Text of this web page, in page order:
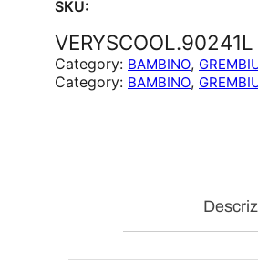
SKU:
VERYSCOOL.90241L
Category: BAMBINO,
Category: BAMBINO,